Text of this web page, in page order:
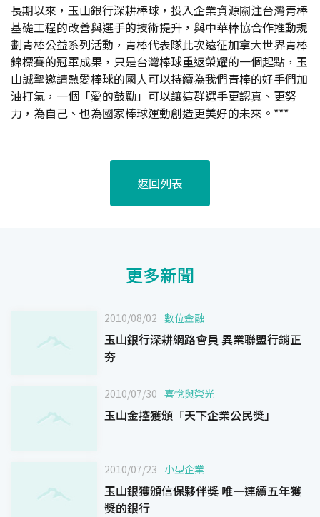
長期以來，玉山銀行深耕棒球，投入企業資源關注台灣青棒
基礎工程的改善與選手的技術提升，與中華棒協合作推動規
劃青棒公益系列活動，青棒代表隊此次遠征加拿大世界青棒
錦標賽的冠軍成果，只是台灣棒球重返榮耀的一個起點，玉
山誠摯邀請熱愛棒球的國人可以持續為我們青棒的好手們加
油打氣，一個「愛的鼓勵」可以讓這群選手更認真、更努
力，為自己、也為國家棒球運動創造更美好的未來。***
返回列表
更多新聞
2010/08/02 數位金融
玉山銀行深耕網路會員 異業聯盟行銷正
夯
2010/07/30 喜悅與榮光
玉山金控獲頒「天下企業公民獎」
2010/07/23 小型企業
玉山銀獲頒信保夥伴獎 唯一連續五年獲
獎的銀行